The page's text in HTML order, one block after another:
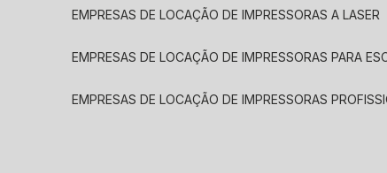
EMPRESAS DE LOCAÇÃO DE IMPRESSORAS A LASER
EMPRESAS DE LOCAÇÃO DE IMPRESSORAS PARA
EMPRESAS DE LOCAÇÃO DE IMPRESSORAS